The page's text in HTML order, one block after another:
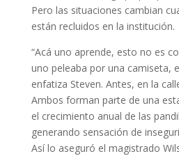
Pero las situaciones cambian
están recluidos en la institución.
“Acá uno aprende, esto no es
uno peleaba por una camiseta,
enfatiza Steven. Antes, en la
Ambos forman parte de una
el crecimiento anual de las
generando sensación de
Así lo aseguró el magistrado